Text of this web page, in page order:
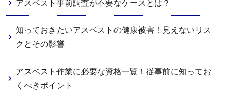
アスベスト事前調査が不要なケースとは？
知っておきたいアスベストの健康被害！見えないリス
クとその影響
アスベスト作業に必要な資格一覧！従事前に知ってお
くべきポイント